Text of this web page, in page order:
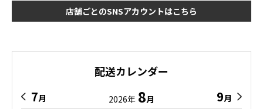
店舗ごとのSNSアカウントはこちら
配送カレンダー
7月 2026年 8月 9月